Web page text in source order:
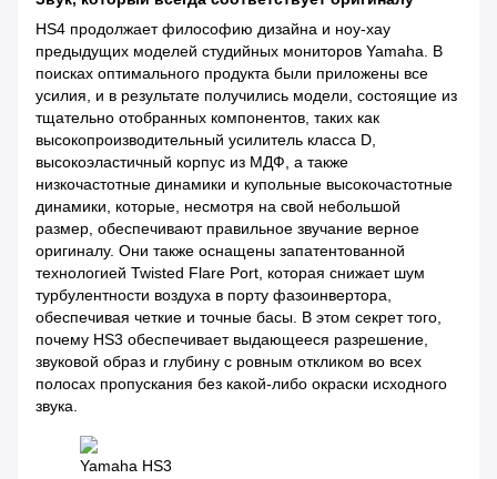
HS4 продолжает философию дизайна и ноу-хау
предыдущих моделей студийных мониторов Yamaha. В
поисках оптимального продукта были приложены все
усилия, и в результате получились модели, состоящие из
тщательно отобранных компонентов, таких как
высокопроизводительный усилитель класса D,
высокоэластичный корпус из МДФ, а также
низкочастотные динамики и купольные высокочастотные
динамики, которые, несмотря на свой небольшой
размер, обеспечивают правильное звучание верное
оригиналу. Они также оснащены запатентованной
технологией Twisted Flare Port, которая снижает шум
турбулентности воздуха в порту фазоинвертора,
обеспечивая четкие и точные басы. В этом секрет того,
почему HS3 обеспечивает выдающееся разрешение,
звуковой образ и глубину с ровным откликом во всех
полосах пропускания без какой-либо окраски исходного
звука.
Yamaha HS3